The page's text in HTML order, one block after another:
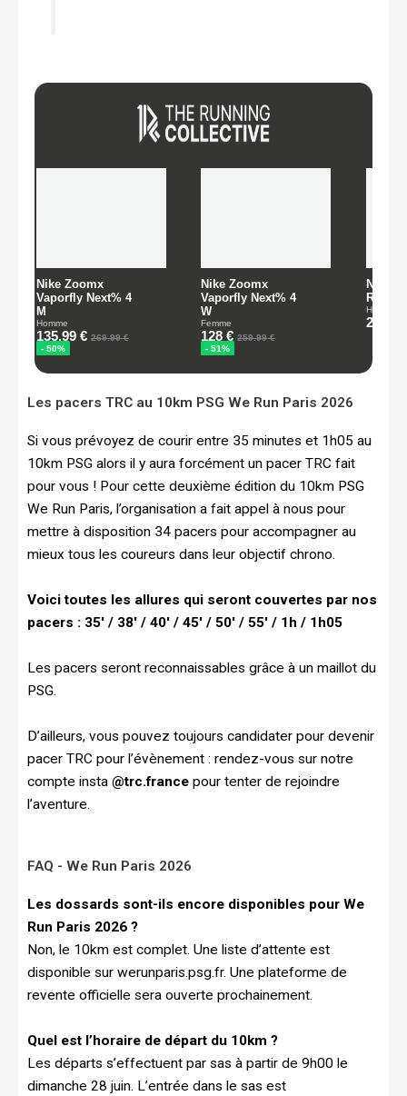
Les pacers TRC au 10km PSG We Run Paris 2026
Si vous prévoyez de courir entre 35 minutes et 1h05 au
10km PSG alors il y aura forcément un pacer TRC fait
pour vous ! Pour cette deuxième édition du 10km PSG
We Run Paris, l’organisation a fait appel à nous pour
mettre à disposition 34 pacers pour accompagner au
mieux tous les coureurs dans leur objectif chrono.
Voici toutes les allures qui seront couvertes par nos
pacers : 35′ / 38′ / 40′ / 45′ / 50′ / 55′ / 1h / 1h05
Les pacers seront reconnaissables grâce à un maillot du
PSG.
D’ailleurs, vous pouvez toujours candidater pour devenir
pacer TRC pour l’évènement : rendez-vous sur notre
compte insta @trc.france pour tenter de rejoindre
l’aventure.
FAQ - We Run Paris 2026
Les dossards sont-ils encore disponibles pour We
Run Paris 2026 ?
Non, le 10km est complet. Une liste d’attente est
disponible sur werunparis.psg.fr. Une plateforme de
revente officielle sera ouverte prochainement.
Quel est l’horaire de départ du 10km ?
Les départs s’effectuent par sas à partir de 9h00 le
dimanche 28 juin. L’entrée dans le sas est